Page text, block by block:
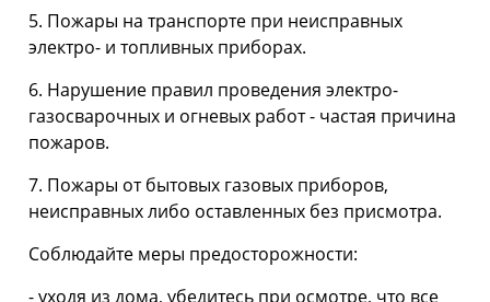
5. Пожары на транспорте при неисправных
электро- и топливных приборах.
6. Нарушение правил проведения электро-
газосварочных и огневых работ - частая причина
пожаров.
7. Пожары от бытовых газовых приборов,
неисправных либо оставленных без присмотра.
Соблюдайте меры предосторожности:
- уходя из дома, убедитесь при осмотре, что все